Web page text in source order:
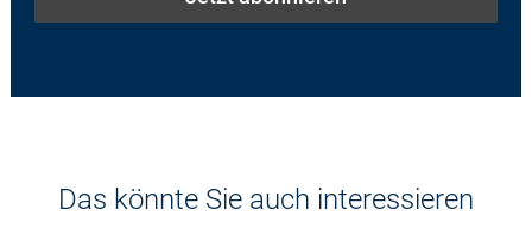
Das könnte Sie auch interessieren